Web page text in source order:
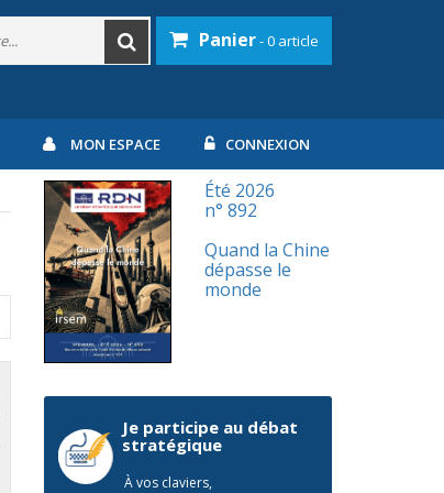
Panier- 0 article
MON ESPACE CONNEXION
Été 2026
n° 892
Quand la Chine
dépasse le
monde
Je participe au débat
stratégique
À vos claviers,